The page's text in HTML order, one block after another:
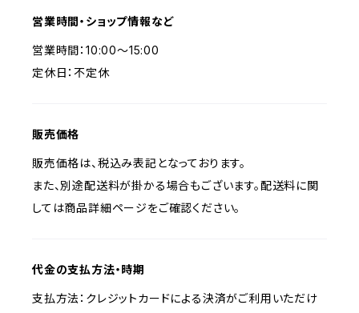
営業時間・ショップ情報など
営業時間：10:00〜15:00
定休日：不定休
販売価格
販売価格は、税込み表記となっております。
また、別途配送料が掛かる場合もございます。配送料に関
しては商品詳細ページをご確認ください。
代金の支払方法・時期
支払方法：クレジットカードによる決済がご利用いただけ